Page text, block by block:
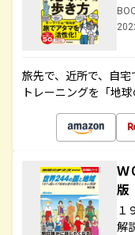
旅先で、近所で、自
トレーニングを「地
Ｗ
版
１
解